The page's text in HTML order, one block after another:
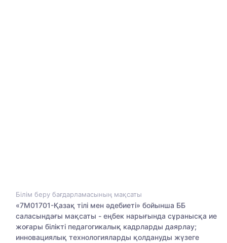
Білім беру бағдарламасының мақсаты
«7М01701-Қазақ тілі мен әдебиеті» бойынша ББ
саласындағы мақсаты - еңбек нарығында сұранысқа ие
жоғары білікті педагогикалық кадрларды даярлау;
инновациялық технологияларды қолдануды жүзеге